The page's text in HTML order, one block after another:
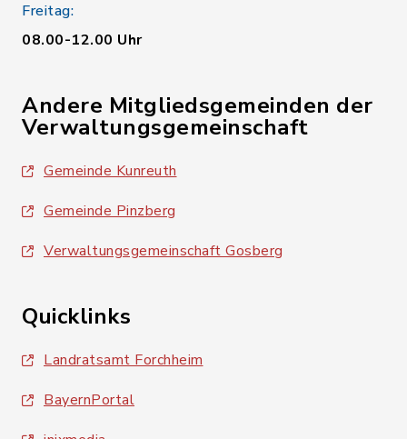
Freitag:
08.00-12.00 Uhr
Andere Mitgliedsgemeinden der
Verwaltungsgemeinschaft
Gemeinde Kunreuth
Gemeinde Pinzberg
Verwaltungsgemeinschaft Gosberg
Quicklinks
Landratsamt Forchheim
BayernPortal